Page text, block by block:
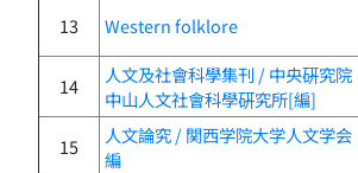
13
Western folklore
14
人文及社會科學集刊 / 中央硏究院
中山人文社會科學硏究所[編]
15
人文論究 / 関西学院大学人文学会
編